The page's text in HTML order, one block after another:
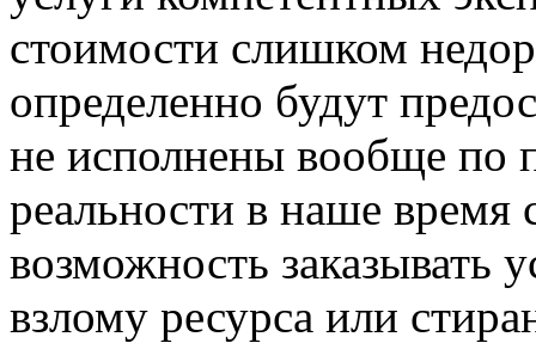
стоимости слишком
определенно будут
не исполнены вообще
реальности в наше время
возможность заказывать
взлому ресурса или